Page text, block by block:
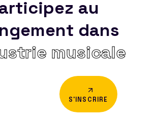
au
dans
musicale
S'INSCRIRE